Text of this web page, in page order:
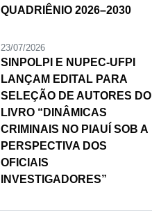
QUADRIÊNIO 2026–2030
23/07/2026
SINPOLPI E NUPEC-UFPI
LANÇAM EDITAL PARA
SELEÇÃO DE AUTORES DO
LIVRO “DINÂMICAS
CRIMINAIS NO PIAUÍ SOB A
PERSPECTIVA DOS
OFICIAIS
INVESTIGADORES”